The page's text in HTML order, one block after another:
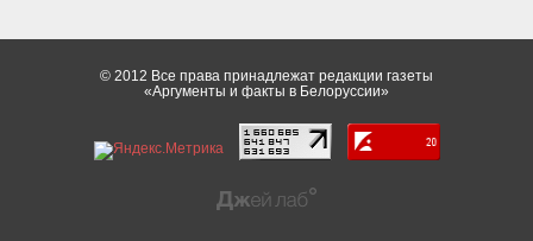
© 2012 Все права принадлежат редакции газеты
«Аргументы и факты в Белоруссии»